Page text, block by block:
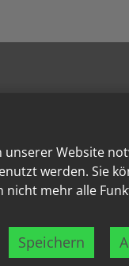
Website
werden. Sie
nicht mehr alle
Speichern